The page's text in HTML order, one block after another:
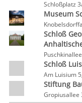
Schloßplatz
Museum
Schloß
Schloß
Am Luisium
Stiftung
Gropiusallee